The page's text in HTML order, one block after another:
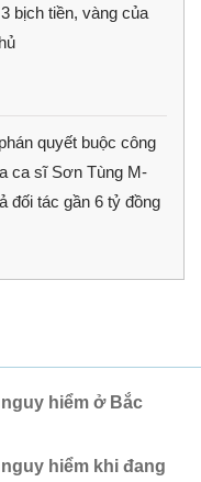
bịch tiền, vàng của
quyết buộc công
ca sĩ Sơn Tùng M-
đối tác gần 6 tỷ đồng
hiểm ở Bắc
hiểm khi đang